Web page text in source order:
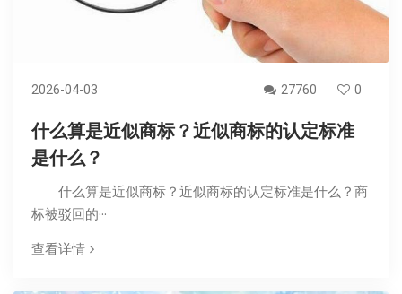
2026-04-03 27760 0
什么算是近似商标？近似商标的认定标准
是什么？
什么算是近似商标？近似商标的认定标准是什么？商
标被驳回的···
查看详情